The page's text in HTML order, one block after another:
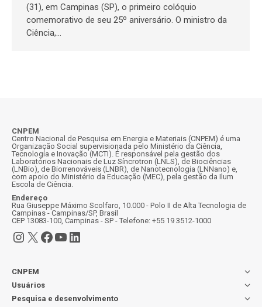
(31), em Campinas (SP), o primeiro colóquio
comemorativo de seu 25º aniversário. O ministro da
Ciência,…
CNPEM
Centro Nacional de Pesquisa em Energia e Materiais (CNPEM) é uma
Organização Social supervisionada pelo Ministério da Ciência,
Tecnologia e Inovação (MCTI). É responsável pela gestão dos
Laboratórios Nacionais de Luz Síncrotron (LNLS), de Biociências
(LNBio), de Biorrenováveis (LNBR), de Nanotecnologia (LNNano) e,
com apoio do Ministério da Educação (MEC), pela gestão da Ilum
Escola de Ciência.
Endereço
Rua Giuseppe Máximo Scolfaro, 10.000 - Polo II de Alta Tecnologia de
Campinas - Campinas/SP, Brasil
CEP 13083-100, Campinas - SP - Telefone: +55 19 3512-1000
Instagram
X Facebook
Youtube
LinkedIn
CNPEM
Usuários
Pesquisa e desenvolvimento